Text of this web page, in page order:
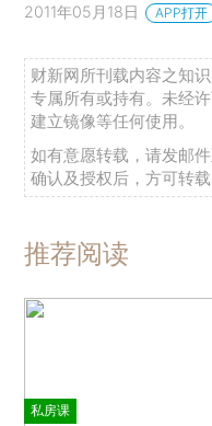
2011年05月18日 APP打开
财新网所刊载内容之知
专属所有或持有。未经
建立镜像等任何使用。
如有意愿转载，请发邮
确认及授权后，方可转载
推荐阅读
私房课